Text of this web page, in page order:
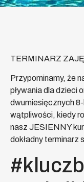
TERMINARZ
Przypominamy, że
pływania dla dzieci
dwumiesięcznych 8-
wątpliwości, kiedy
nasz JESIENNY
dokładny terminarz